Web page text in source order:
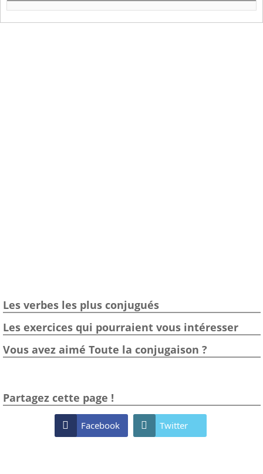
Les verbes les plus conjugués
Les exercices qui pourraient vous intéresser
Vous avez aimé Toute la conjugaison ?
Partagez cette page !
 Facebook  Twitter